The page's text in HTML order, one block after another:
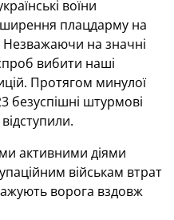
воїни
плацдарму на
Незважаючи на значні
вибити наші
Протягом минулої
безуспішні штурмові
активними діями
військам втрат
ворога вздовж